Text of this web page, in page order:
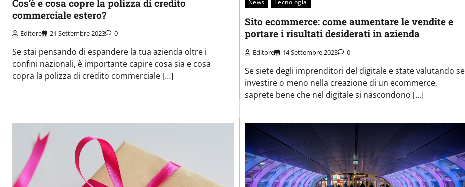
Cos’è e cosa copre la polizza di credito
commerciale estero?
Editore 21 Settembre 2023 0
Se stai pensando di espandere la tua azienda oltre i
confini nazionali, è importante capire cosa sia e cosa
copra la polizza di credito commerciale […]
News Tecnologia
Sito ecommerce: come aumentare le vendite e
portare i risultati desiderati in azienda
Editore 14 Settembre 2023 0
Se siete degli imprenditori del digitale e state valutando se
investire o meno nella creazione di un ecommerce,
saprete bene che nel digitale si nascondono […]